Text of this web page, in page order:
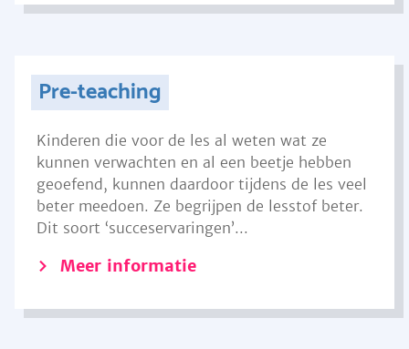
Pre-teaching
Kinderen die voor de les al weten wat ze
kunnen verwachten en al een beetje hebben
geoefend, kunnen daardoor tijdens de les veel
beter meedoen. Ze begrijpen de lesstof beter.
Dit soort ‘succeservaringen’...
Meer informatie